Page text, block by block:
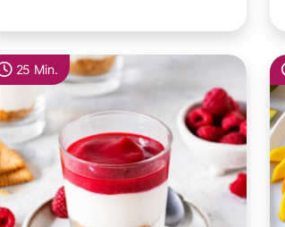
25 Min.